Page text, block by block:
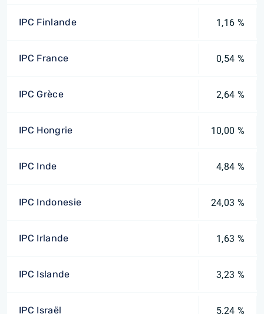
IPC Finlande 1,16 %
IPC France 0,54 %
IPC Grèce 2,64 %
IPC Hongrie 10,00 %
IPC Inde 4,84 %
IPC Indonesie 24,03 %
IPC Irlande 1,63 %
IPC Islande 3,23 %
IPC Israël 5,24 %